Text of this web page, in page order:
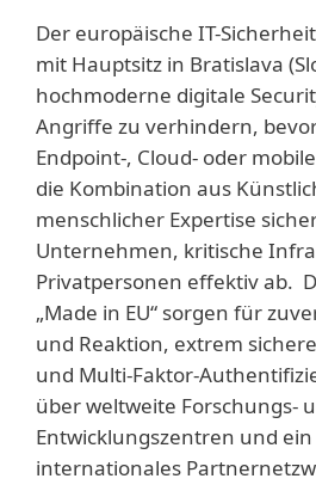
Der europäische IT-
mit Hauptsitz in Bratislava
hochmoderne digitale
Angriffe zu verhindern,
Endpoint-, Cloud- oder
die Kombination aus
menschlicher Expertise
Unternehmen, kritische
Privatpersonen effektiv ab.
„Made in EU“ sorgen für
und Reaktion, extrem
und Multi-Faktor-
über weltweite Forschungs-
Entwicklungszentren und
internationales